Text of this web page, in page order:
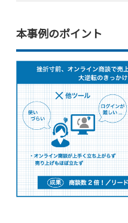
本事例のポイント